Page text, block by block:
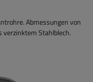
Abmessungen von
Stahlblech.